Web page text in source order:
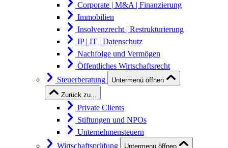
Corporate | M&A | Finanzierung
Immobilien
Insolvenzrecht | Restrukturierung
IP | IT | Datenschutz
Nachfolge und Vermögen
Öffentliches Wirtschaftsrecht
Steuerberatung
Untermenü öffnen
Zurück zu...
Private Clients
Stiftungen und NPOs
Unternehmensteuern
Wirtschaftsprüfung
Untermenü öffnen